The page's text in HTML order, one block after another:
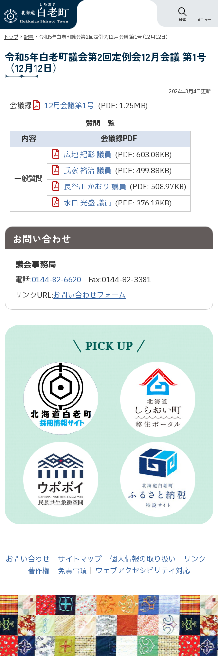
北海道 白老町
Hokkaido Shiraoi
Town
メニュー
検索
トップ › 記事 › 令和5年白老町議会第2回定例会12月会議 第1号（12月12日）
令和5年白老町議会第2回定例会12月会議 第1号
（12月12日）
2024年3月4日 更新
会議録 12月会議第1号 (PDF: 1.25MB)
質問一覧
内容
会議録PDF
一般質問
広地 紀彰 議員 (PDF: 603.08KB)
氏家 裕治 議員 (PDF: 499.88KB)
長谷川 かおり 議員 (PDF: 508.97KB)
水口 光盛 議員 (PDF: 376.18KB)
お問い合わせ
議会事務局
電話:0144-82-6620 Fax:0144-82-3381
リンクURL:お問い合わせフォーム
PICK UP
お問い合わせ サイトマップ 個人情報の取り扱い
リンク
著作権
免責事項 ウェブアクセシビリティ対応